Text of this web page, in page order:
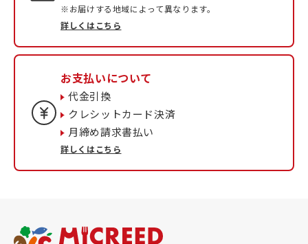
※お届けする地域によって異なります。
詳しくはこちら
お支払いについて
代金引換
クレシットカード決済
月締め請求書払い
詳しくはこちら